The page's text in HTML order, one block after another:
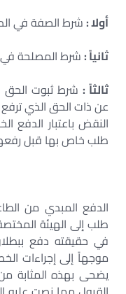
أولا :شرط الصفة في
ثانياً :شرط المصلحة
ثالثاً : شرط ثبوت الحق
عن ذات الحق الذي
النقض باعتبار
طلب خاص بها قبل
الدفع المبدي من
طلب إلى الهيئة
في حقيقته دفع
موجهاً إلى إجراءات
يضحى بهذه المثابة